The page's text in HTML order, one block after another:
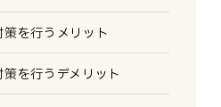
策を行うメリット
策を行うデメリット